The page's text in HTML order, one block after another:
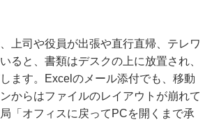
上司や役員が出張や直行直帰、テレワ
ると、書類はデスクの上に放置され、
ます。Excelのメール添付でも、移動
からはファイルのレイアウトが崩れて
「オフィスに戻ってPCを開くまで承